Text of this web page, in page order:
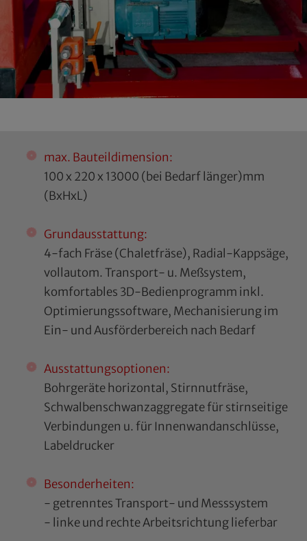
max. Bauteildimension:
100 x 220 x 13000 (bei Bedarf länger)mm
(BxHxL)
Grundausstattung:
4-fach Fräse (Chaletfräse), Radial-Kappsäge,
vollautom. Transport- u. Meßsystem,
komfortables 3D-Bedienprogramm inkl.
Optimierungssoftware, Mechanisierung im
Ein- und Ausförderbereich nach Bedarf
Ausstattungsoptionen:
Bohrgeräte horizontal, Stirnnutfräse,
Schwalbenschwanzaggregate für stirnseitige
Verbindungen u. für Innenwandanschlüsse,
Labeldrucker
Besonderheiten:
- getrenntes Transport- und Messsystem
- linke und rechte Arbeitsrichtung lieferbar